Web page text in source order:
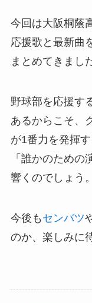
今回は大阪桐蔭
応援歌と最新曲
まとめてきまし
野球部を応援す
あるからこそ、
が1番力を発揮
「誰かのための
響くのでしょう。
今後も センバツ
のか、楽しみに